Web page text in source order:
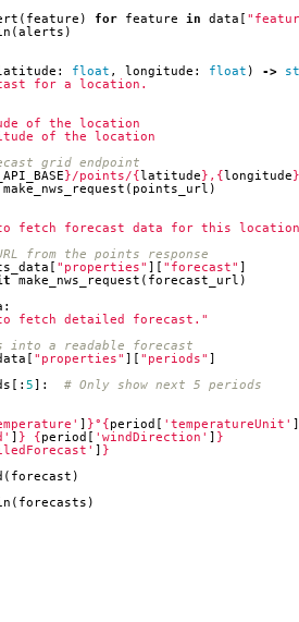
( feature ) for feature in data [
(alerts )
: float , longitude : float ) ->
grid endpoint
}/points/{latitude} , {longitude}
make_nws_request ( points_url )
to fetch forecast data for this
from the points response
[ "properties" ][ "forecast" ]
make_nws_request ( forecast_url )
:
fetch detailed forecast."
into a readable forecast
[ "properties" ][ "periods" ]
[: 5]:
# Only show next 5 periods
] }° {period [ 'temperatureUnit' ]
] } {period [ 'windDirection' ] }
] }
( forecast )
( forecasts )